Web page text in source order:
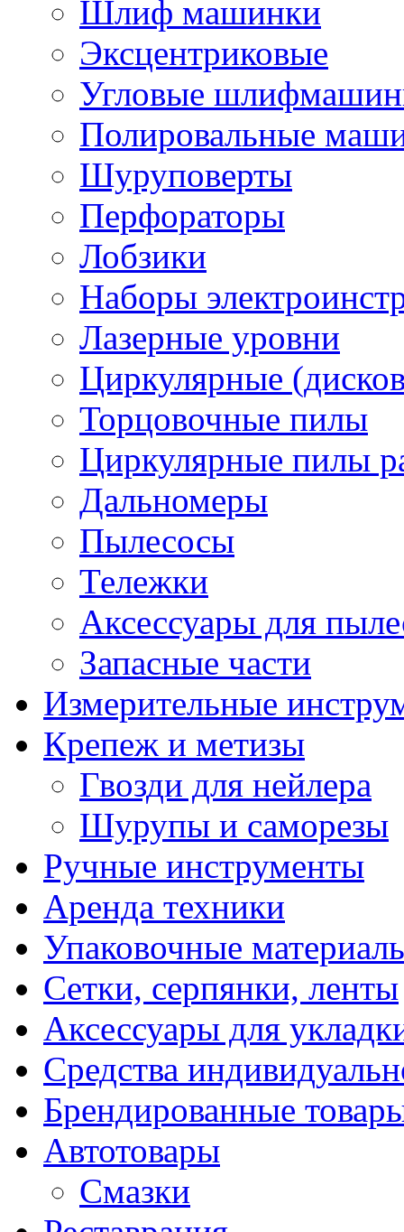
Шлиф машинки
Эксцентриковые
Угловые
Полировальные
Шуруповерты
Перфораторы
Лобзики
Наборы
Лазерные уровни
Циркулярные
Торцовочные пилы
Циркулярные пилы
Дальномеры
Пылесосы
Тележки
Аксессуары для
Запасные части
Измерительные
Крепеж и метизы
Гвозди для нейлера
Шурупы и саморезы
Ручные инструменты
Аренда техники
Упаковочные
Сетки, серпянки, ленты
Аксессуары для
Средства
Брендированные
Автотовары
Смазки